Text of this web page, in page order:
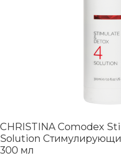
CHRISTINA Comodex
Solution
300 мл